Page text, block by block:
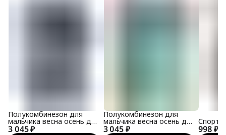
3 045 ₽
Полукомбинезон для
мальчика весна осень для
девочки софтшелл
3 045 ₽
Полукомбинезон для
мальчика весна осень для
девочки софтшелл
998 ₽